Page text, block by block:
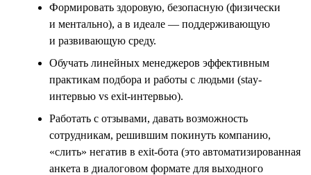
Формировать здоровую, безопасную (физически
и ментально), а в идеале — поддерживающую
и развивающую среду.
Обучать линейных менеджеров эффективным
практикам подбора и работы с людьми (stay-
интервью vs exit-интервью).
Работать с отзывами, давать возможность
сотрудникам, решившим покинуть компанию,
«слить» негатив в exit-бота (это автоматизированная
анкета в диалоговом формате для выходного